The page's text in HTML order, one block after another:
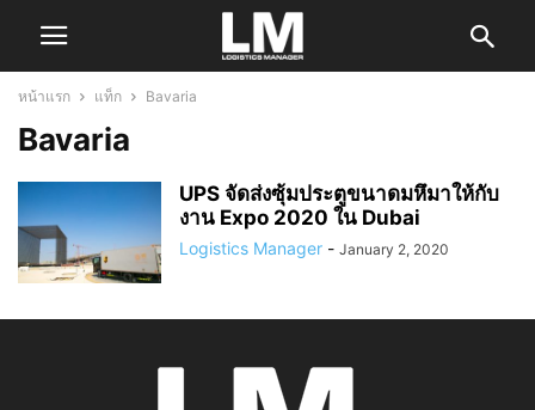
หน้าแรก แท็ก Bavaria
Bavaria
UPS จัดส่งซุ้มประตูขนาดมหึมาให้กับ
งาน Expo 2020 ใน Dubai
Logistics Manager - January 2, 2020